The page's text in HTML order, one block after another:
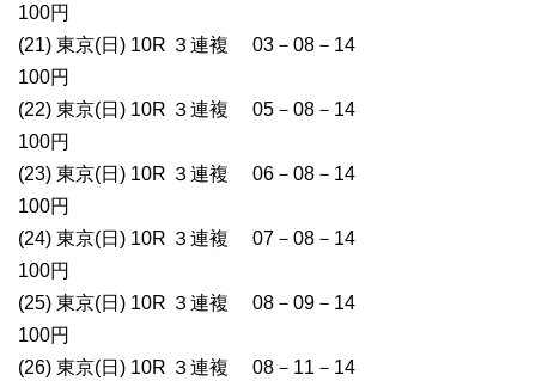
100円
(21) 東京(日) 10R ３連複 03－08－14
100円
(22) 東京(日) 10R ３連複 05－08－14
100円
(23) 東京(日) 10R ３連複 06－08－14
100円
(24) 東京(日) 10R ３連複 07－08－14
100円
(25) 東京(日) 10R ３連複 08－09－14
100円
(26) 東京(日) 10R ３連複 08－11－14